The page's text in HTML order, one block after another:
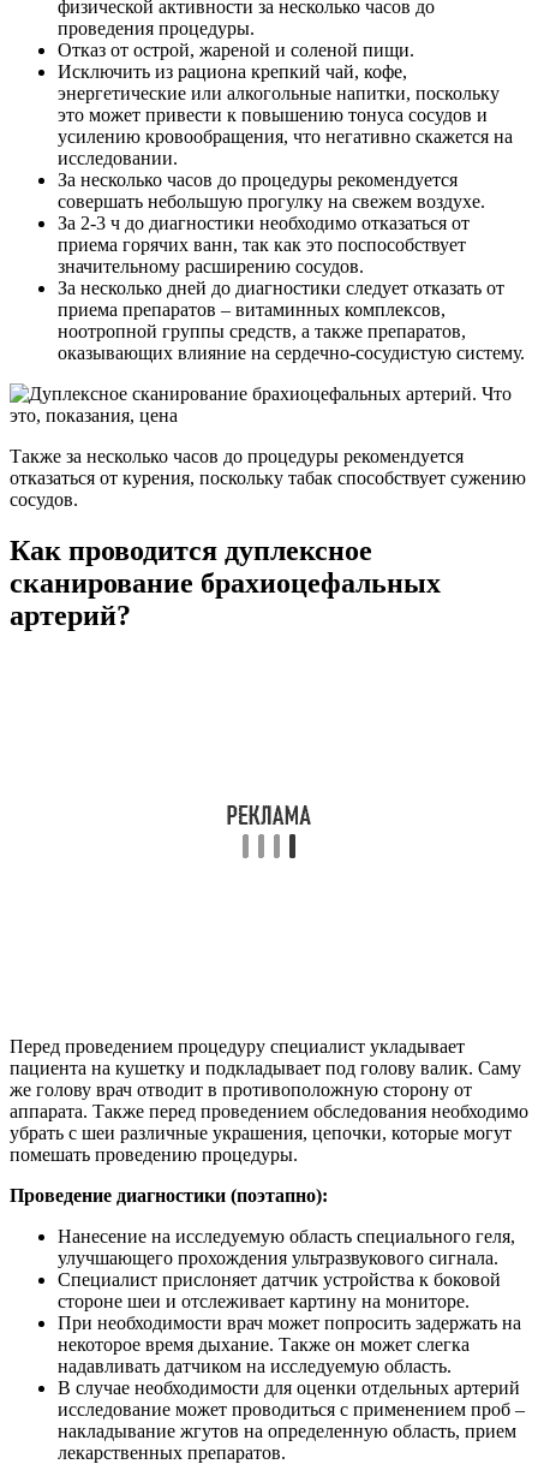
физической активности за несколько часов до
проведения процедуры.
Отказ от острой, жареной и соленой пищи.
Исключить из рациона крепкий чай, кофе,
энергетические или алкогольные напитки, поскольку
это может привести к повышению тонуса сосудов и
усилению кровообращения, что негативно скажется на
исследовании.
За несколько часов до процедуры рекомендуется
совершать небольшую прогулку на свежем воздухе.
За 2-3 ч до диагностики необходимо отказаться от
приема горячих ванн, так как это поспособствует
значительному расширению сосудов.
За несколько дней до диагностики следует отказать от
приема препаратов – витаминных комплексов,
ноотропной группы средств, а также препаратов,
оказывающих влияние на сердечно-сосудистую систему.
Также за несколько часов до процедуры рекомендуется
отказаться от курения, поскольку табак способствует сужению
сосудов.
Как проводится дуплексное
сканирование брахиоцефальных
артерий?
Перед проведением процедуру специалист укладывает
пациента на кушетку и подкладывает под голову валик. Саму
же голову врач отводит в противоположную сторону от
аппарата. Также перед проведением обследования необходимо
убрать с шеи различные украшения, цепочки, которые могут
помешать проведению процедуры.
Проведение диагностики (поэтапно):
Нанесение на исследуемую область специального геля,
улучшающего прохождения ультразвукового сигнала.
Специалист прислоняет датчик устройства к боковой
стороне шеи и отслеживает картину на мониторе.
При необходимости врач может попросить задержать на
некоторое время дыхание. Также он может слегка
надавливать датчиком на исследуемую область.
В случае необходимости для оценки отдельных артерий
исследование может проводиться с применением проб –
накладывание жгутов на определенную область, прием
лекарственных препаратов.